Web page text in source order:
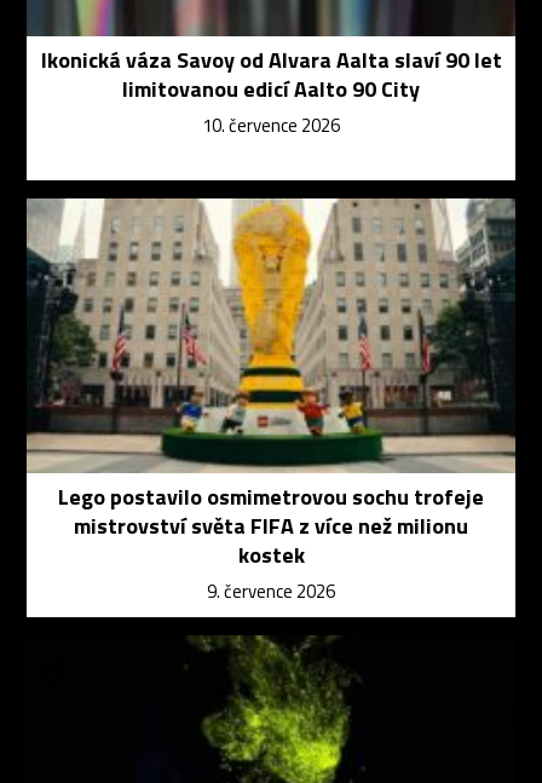
Ikonická váza Savoy od Alvara Aalta slaví 90 let
limitovanou edicí Aalto 90 City
10. července 2026
Lego postavilo osmimetrovou sochu trofeje
mistrovství světa FIFA z více než milionu
kostek
9. července 2026